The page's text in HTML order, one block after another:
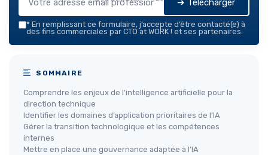
➔ Télécharger
* En remplissant ce formulaire, j’accepte d’être contacté(e) à
des fins commerciales par CTO at WORK ! et ses partenaires.
SOMMAIRE
Comprendre les enjeux de l’intelligence artificielle pour la
direction technique
Identifier les domaines d’application prioritaires de l’IA
Gérer la transition technologique et les compétences
internes
Mettre en place une gouvernance adaptée à l’IA